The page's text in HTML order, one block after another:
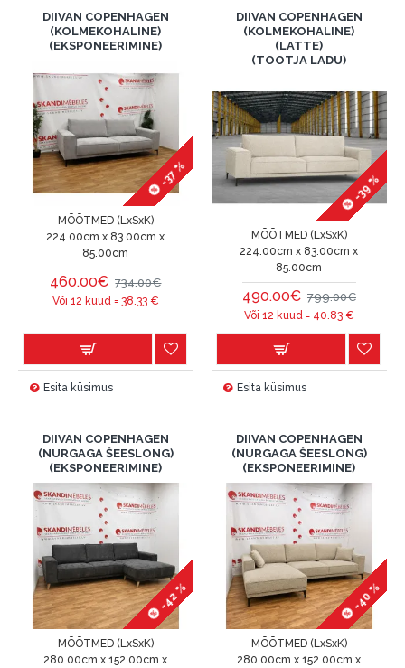
DIIVAN COPENHAGEN
(KOLMEKOHALINE)
(EKSPONEERIMINE)
-37 %
MÕÕTMED (LxSxK)
224.00cm x 83.00cm x
85.00cm
460.00€ 734.00€
Või 12 kuud = 38.33€
Esita küsimus
DIIVAN COPENHAGEN
(KOLMEKOHALINE)
(LATTE)
(TOOTJA LADU)
-39 %
MÕÕTMED (LxSxK)
224.00cm x 83.00cm x
85.00cm
490.00€ 799.00€
Või 12 kuud = 40.83€
Esita küsimus
DIIVAN COPENHAGEN
(NURGAGA ŠEESLONG)
(EKSPONEERIMINE)
-42 %
MÕÕTMED (LxSxK)
280.00cm x 152.00cm x
DIIVAN COPENHAGEN
(NURGAGA ŠEESLONG)
(EKSPONEERIMINE)
-40 %
MÕÕTMED (LxSxK)
280.00cm x 152.00cm x